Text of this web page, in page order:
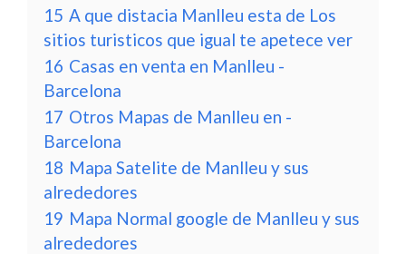
15 A que distacia Manlleu esta de Los
sitios turisticos que igual te apetece ver
16 Casas en venta en Manlleu -
Barcelona
17 Otros Mapas de Manlleu en -
Barcelona
18 Mapa Satelite de Manlleu y sus
alrededores
19 Mapa Normal google de Manlleu y sus
alrededores